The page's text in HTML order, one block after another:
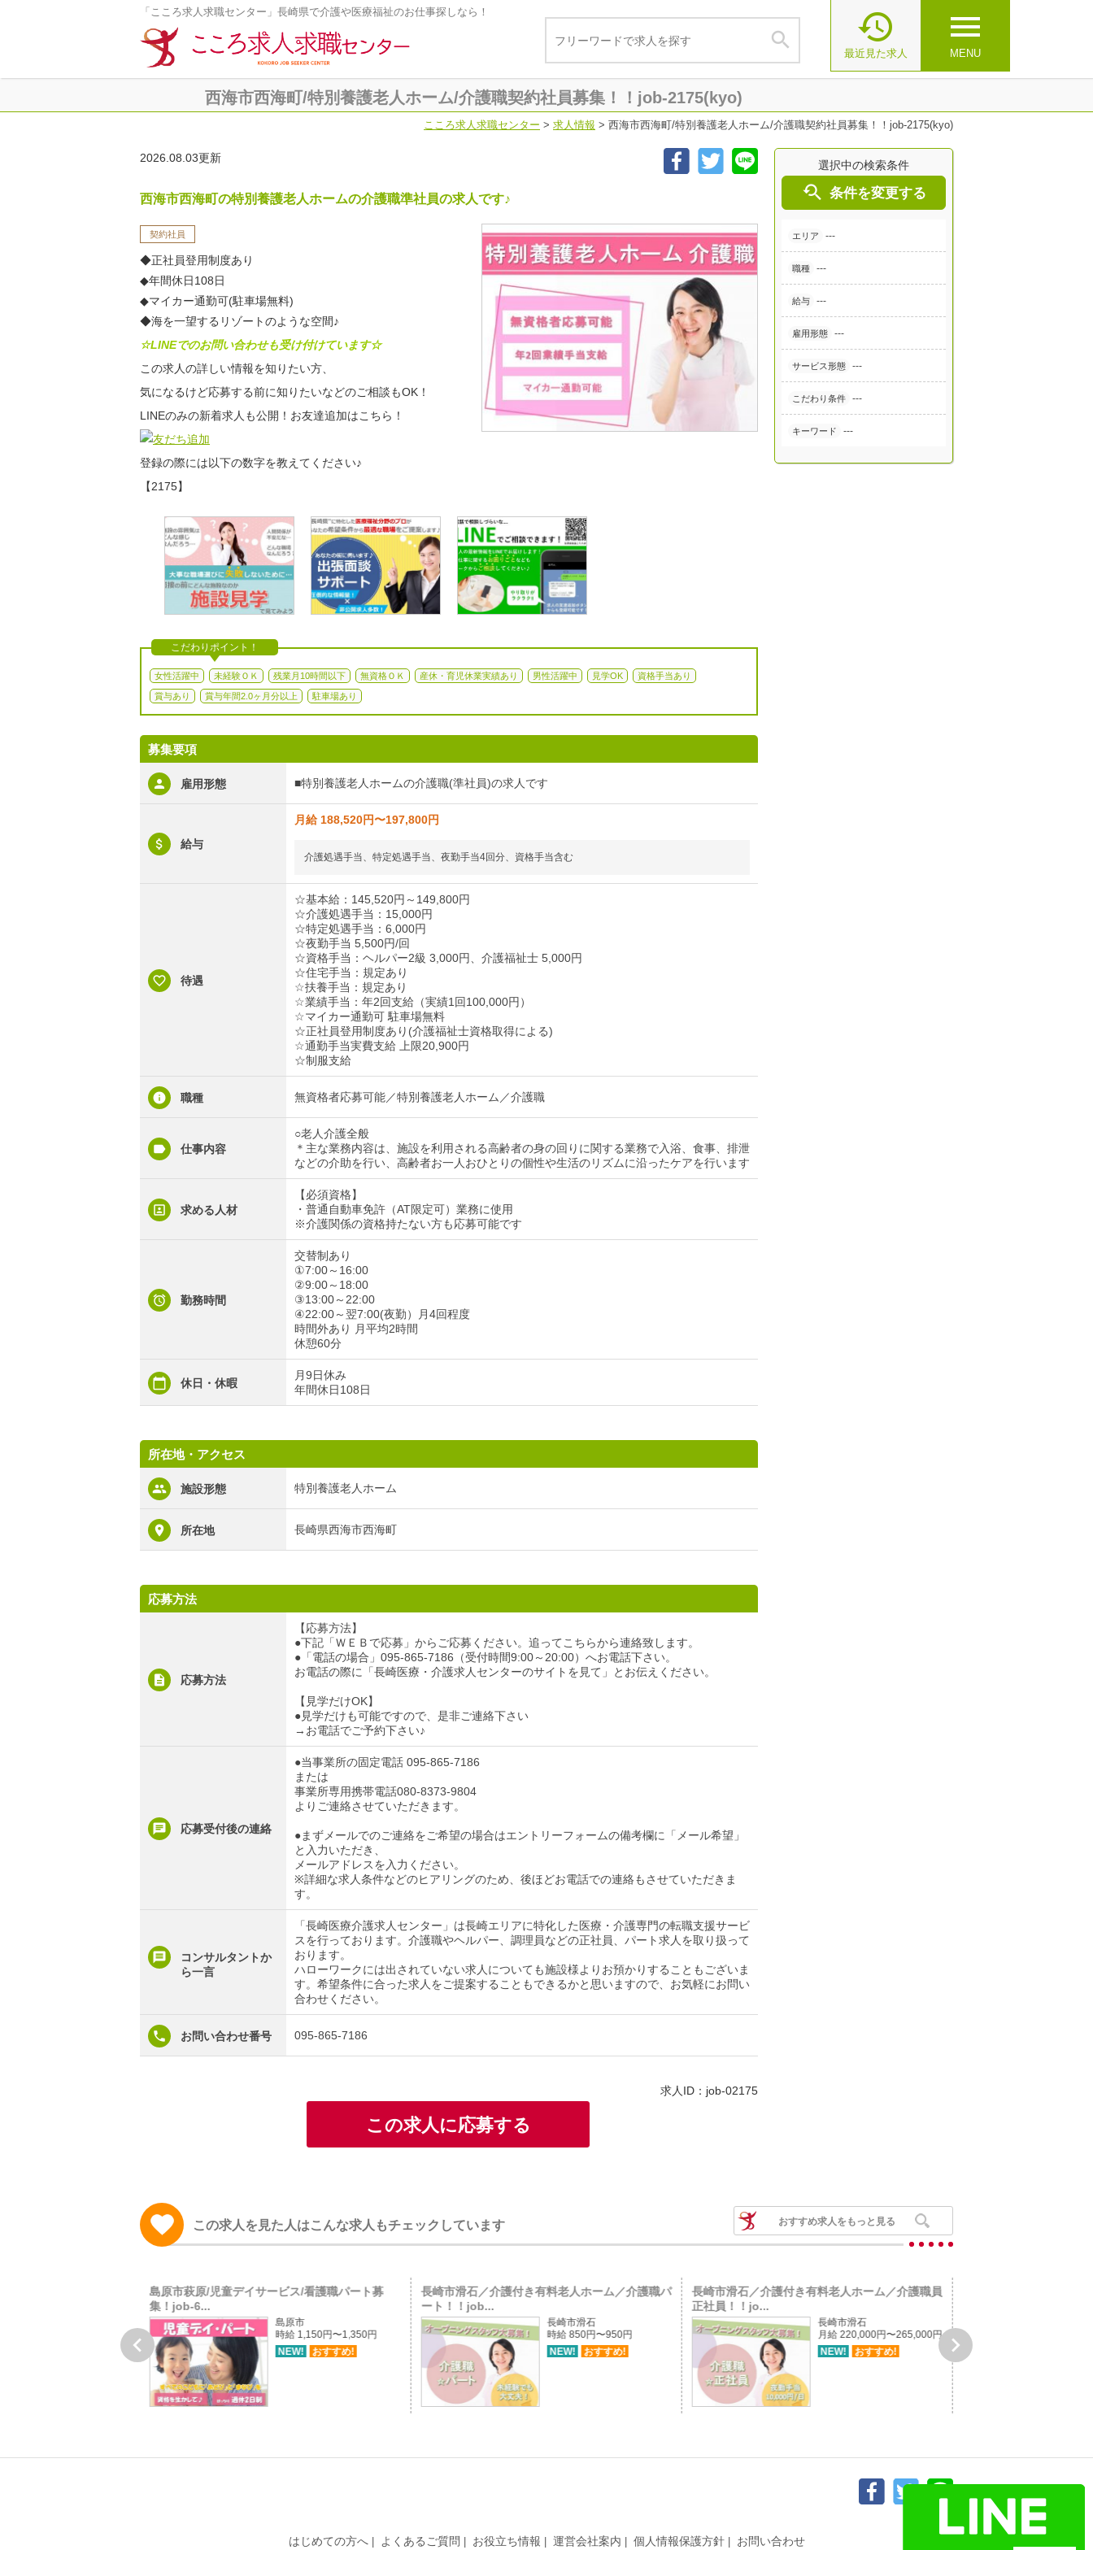
「こころ求人求職センター」長崎県で介護や医療福祉のお仕事探しなら！
 menu
MENU

最近見た求人
西海市西海町/特別養護老人ホーム/介護職契約社員募集！！job-2175(kyo)
こころ求人求職センター > 求人情報 > 西海市西海町/特別養護老人ホーム/介護職契約社員募集！！job-2175(kyo)
選択中の検索条件
 条件を変更する
エリア ---
職種 ---
給与 ---
雇用形態 ---
サービス形態 ---
こだわり条件 ---
キーワード ---
2026.08.03更新
西海市西海町の特別養護老人ホームの介護職準社員の求人です♪
契約社員
◆正社員登用制度あり
◆年間休日108日
◆マイカー通勤可(駐車場無料)
◆海を一望するリゾートのような空間♪
☆LINEでのお問い合わせも受け付けています☆
この求人の詳しい情報を知りたい方、
気になるけど応募する前に知りたいなどのご相談もOK！
LINEのみの新着求人も公開！お友達追加はこちら！
登録の際には以下の数字を教えてください♪
【2175】
こだわりポイント！
女性活躍中 未経験ＯＫ 残業月10時間以下 無資格ＯＫ 産休・育児休業実績あり 男性活躍中 見学OK 資格手当あり
賞与あり 賞与年間2.0ヶ月分以上 駐車場あり
募集要項
雇用形態 ■特別養護老人ホームの介護職(準社員)の求人です
給与
月給 188,520円〜197,800円
介護処遇手当、特定処遇手当、夜勤手当4回分、資格手当含む
待遇
☆基本給：145,520円～149,800円
☆介護処遇手当：15,000円
☆特定処遇手当：6,000円
☆夜勤手当 5,500円/回
☆資格手当：ヘルパー2級 3,000円、介護福祉士 5,000円
☆住宅手当：規定あり
☆扶養手当：規定あり
☆業績手当：年2回支給（実績1回100,000円）
☆マイカー通勤可 駐車場無料
☆正社員登用制度あり(介護福祉士資格取得による)
☆通勤手当実費支給 上限20,900円
☆制服支給
職種 無資格者応募可能／特別養護老人ホーム／介護職
仕事内容
○老人介護全般
＊主な業務内容は、施設を利用される高齢者の身の回りに関する業務で入浴、食事、排泄
などの介助を行い、高齢者お一人おひとりの個性や生活のリズムに沿ったケアを行います
求める人材
【必須資格】
・普通自動車免許（AT限定可）業務に使用
※介護関係の資格持たない方も応募可能です
勤務時間
交替制あり
①7:00～16:00
②9:00～18:00
③13:00～22:00
④22:00～翌7:00(夜勤）月4回程度
時間外あり 月平均2時間
休憩60分
休日・休暇
月9日休み
年間休日108日
所在地・アクセス
施設形態 特別養護老人ホーム
所在地 長崎県西海市西海町
応募方法
応募方法
【応募方法】
●下記「ＷＥＢで応募」からご応募ください。追ってこちらから連絡致します。
●「電話の場合」095-865-7186（受付時間9:00～20:00）へお電話下さい。
お電話の際に「長崎医療・介護求人センターのサイトを見て」とお伝えください。
【見学だけOK】
●見学だけも可能ですので、是非ご連絡下さい
→お電話でご予約下さい♪
応募受付後の連絡
●当事業所の固定電話 095-865-7186
または
事業所専用携帯電話080-8373-9804
よりご連絡させていただきます。
●まずメールでのご連絡をご希望の場合はエントリーフォームの備考欄に「メール希望」
と入力いただき、
メールアドレスを入力ください。
※詳細な求人条件などのヒアリングのため、後ほどお電話での連絡もさせていただきま
す。
コンサルタントか
ら一言
「長崎医療介護求人センター」は長崎エリアに特化した医療・介護専門の転職支援サービ
スを行っております。介護職やヘルパー、調理員などの正社員、パート求人を取り扱って
おります。
ハローワークには出されていない求人についても施設様よりお預かりすることもございま
す。希望条件に合った求人をご提案することもできるかと思いますので、お気軽にお問い
合わせください。
お問い合わせ番号 095-865-7186
求人ID：job-02175
この求人に応募する
この求人を見た人はこんな求人もチェックしています おすすめ求人をもっと見る
島原市萩原/児童デイサービス/看護職パート募
集！job-6...
島原市
時給 1,150円〜1,350円
NEW!
おすすめ!
長崎市滑石／介護付き有料老人ホーム／介護職パ
ート！！job...
長崎市滑石
時給 850円〜950円
NEW!
おすすめ!
長崎市滑石／介護付き有料老人ホーム／介護職員
正社員！！jo...
長崎市滑石
月給 220,000円〜265,000円
NEW!
おすすめ! 

はじめての方へ よくあるご質問 お役立ち情報 運営会社案内 個人情報保護方針 お問い合わせ